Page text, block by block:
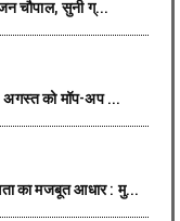
चौपाल, सुनी ग्...
अगस्त को मॉप-अप ...
का मजबूत आधार : मु...